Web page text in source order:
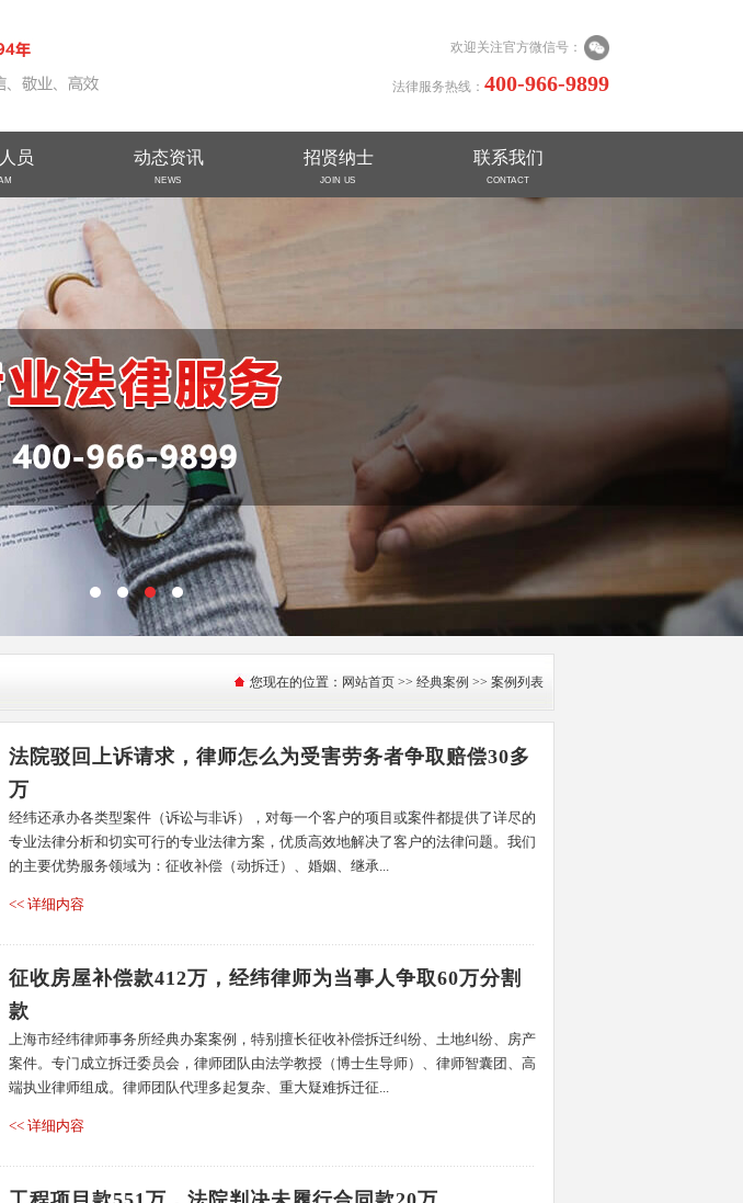
欢迎关注官方微信号：
法律服务热线： 400-966-9899
员 动态资讯
NEWS
招贤纳士
JOIN US
联系我们
CONTACT
您现在的位置： 网站首页 >> 经典案例 >> 案例列表
法院驳回上诉请求，律师怎么为受害劳务者争取赔偿30多
万
经纬还承办各类型案件（诉讼与非诉），对每一个客户的项目或案件都提供了详尽的
专业法律分析和切实可行的专业法律方案，优质高效地解决了客户的法律问题。我们
的主要优势服务领域为：征收补偿（动拆迁）、婚姻、继承...
<< 详细内容
征收房屋补偿款412万，经纬律师为当事人争取60万分割
款
上海市经纬律师事务所经典办案案例，特别擅长征收补偿拆迁纠纷、土地纠纷、房产
案件。专门成立拆迁委员会，律师团队由法学教授（博士生导师）、律师智囊团、高
端执业律师组成。律师团队代理多起复杂、重大疑难拆迁征...
<< 详细内容